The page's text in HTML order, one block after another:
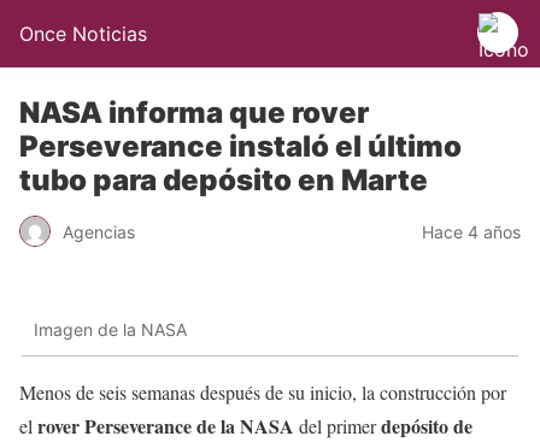
Once Noticias
NASA informa que rover
Perseverance instaló el último
tubo para depósito en Marte
Agencias Hace 4 años
Imagen de la NASA
Menos de seis semanas después de su inicio, la construcción por
el rover Perseverance de la NASA del primerdepósito de